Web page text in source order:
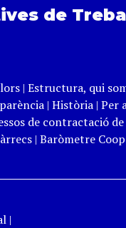
de
| Estructura, qui
| Història| Per
de contractació de
| Baròmetre
|